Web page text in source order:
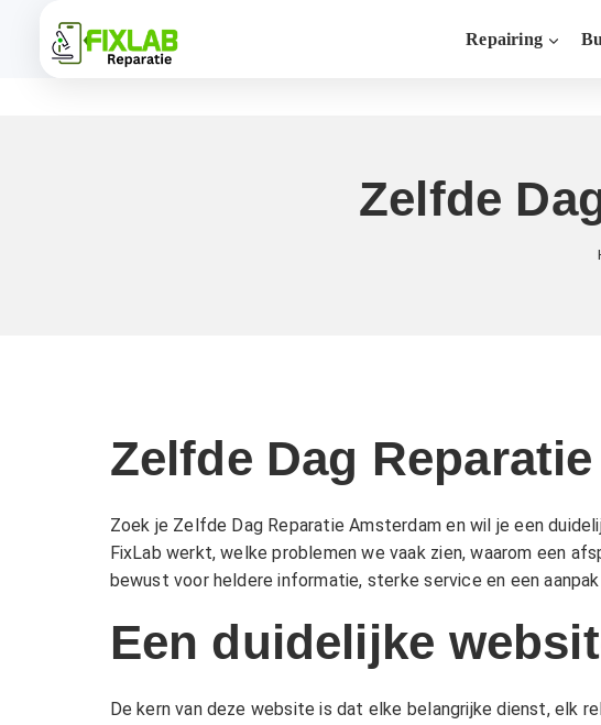
Repairing
Zelfde
Zelfde Dag
Zoek je Zelfde Dag Reparatie Amsterdam en wil je een
FixLab werkt, welke problemen we vaak zien, waarom een
bewust voor heldere informatie, sterke service en een
Een duidelijke
De kern van deze website is dat elke belangrijke dienst, elk